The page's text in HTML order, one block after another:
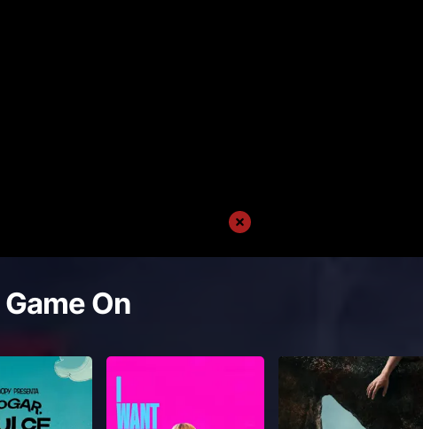
Game On